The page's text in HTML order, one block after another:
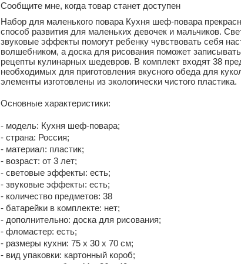
Сообщите мне, когда товар станет доступен
Набор для маленького повара Кухня шеф-повара
способ развития для маленьких девочек и мальчиков.
звуковые эффекты помогут ребенку чувствовать себя
волшебником, а доска для рисования поможет записывать
рецепты кулинарных шедевров. В комплект входят 38
необходимых для приготовления вкусного обеда для
элементы изготовлены из экологически чистого пластика.
Основные характеристики:
- модель: Кухня шеф-повара;
- страна: Россия;
- материал: пластик;
- возраст: от 3 лет;
- световые эффекты: есть;
- звуковые эффекты: есть;
- количество предметов: 38
- батарейки в комплекте: нет;
- дополнительно: доска для рисования;
- фломастер: есть;
- размеры кухни: 75 х 30 х 70 см;
- вид упаковки: картонный короб;